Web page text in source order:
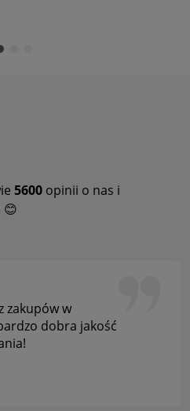
5600 opinii o nas i
zakupów w
dobra jakość